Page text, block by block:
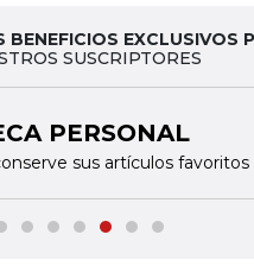
BENEFICIOS EXCLUSIVOS
SUSCRIPTORES
PERSONAL
sus artículos favoritos